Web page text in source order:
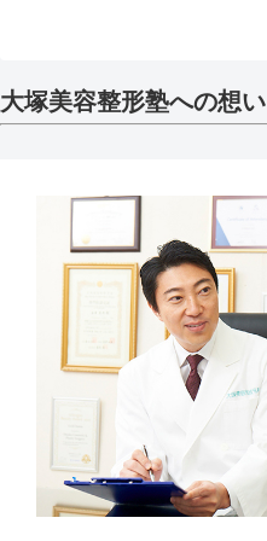
大塚美容整形塾への想い